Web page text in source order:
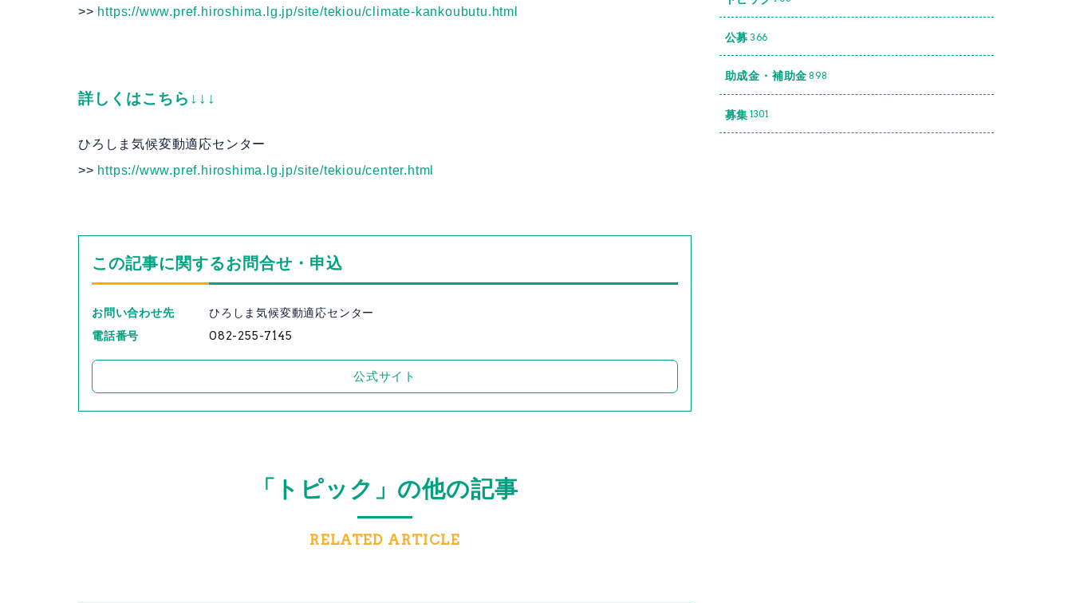
>> https://www.pref.hiroshima.lg.jp/site/tekiou/climate-kankoubutu.html
詳しくはこちら↓↓↓
ひろしま気候変動適応センター
>> https://www.pref.hiroshima.lg.jp/site/tekiou/center.html
この記事に関するお問合せ・申込
お問い合わせ先
ひろしま気候変動適応センター
電話番号
082-255-7145
公式サイト
「トピック」の他の記事
RELATED ARTICLE
公募 366
助成金・補助金 898
募集 1301